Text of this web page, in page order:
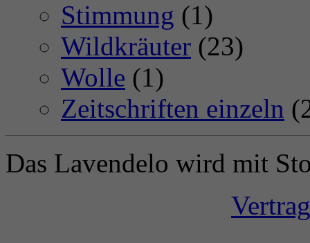
Stimmung (1)
Wildkräuter (23)
Wolle (1)
Zeitschriften einzeln
Das Lavendelo wird mit